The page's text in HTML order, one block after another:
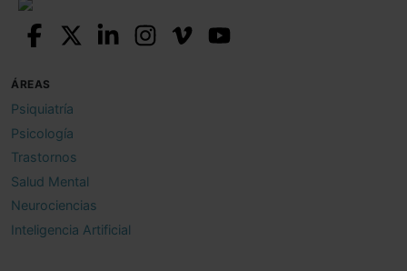
ÁREAS
Psiquiatría
Psicología
Trastornos
Salud Mental
Neurociencias
Inteligencia Artificial